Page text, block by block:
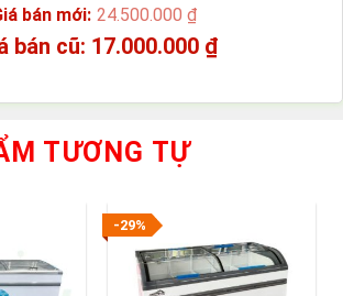
24.500.000₫
Giá
24.500.000 ₫.
17.000.000 ₫
tại
là:
17.000.000 ₫.
TƯƠNG TỰ
-29%